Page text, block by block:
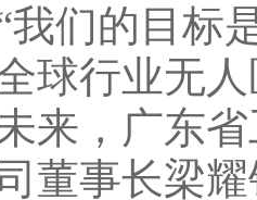
我们的目标
球行业无人
，广东省
董事长梁